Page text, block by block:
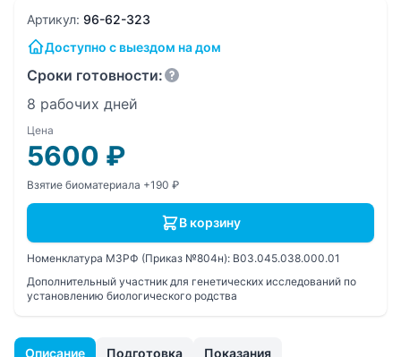
Описание Подготовка Показания
Артикул: 96-62-323
Доступно с выездом на дом
Сроки готовности:
8 рабочих дней
Цена
5600 ₽
Взятие биоматериала +190 ₽
В корзину
Номенклатура МЗРФ (Приказ №804н): B03.045.038.000.01
Дополнительный участник для генетических исследований по
установлению биологического родства